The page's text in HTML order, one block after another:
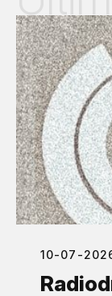
10-07-